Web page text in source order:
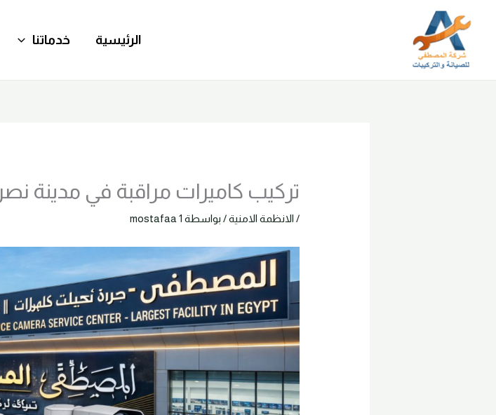
المحتوى
الرئيسية خدماتنا
تركيب كاميرات مراقبة في مدينة نصر 01024856600
/ الانظمة الامنية/ بواسطة mostafaa 1